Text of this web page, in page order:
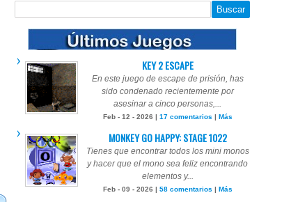
KEY 2 ESCAPE
En este juego de escape de prisión, has
sido condenado recientemente por
asesinar a cinco personas,...
Feb - 12 - 2026 | 17 comentarios | Más
MONKEY GO HAPPY: STAGE 1022
Tienes que encontrar todos los mini monos
y hacer que el mono sea feliz encontrando
elementos y...
Feb - 09 - 2026 | 58 comentarios | Más